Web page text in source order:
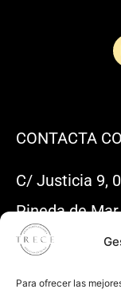
Para ofrecer las
CONTACTA
C/ Justicia 9,
Pineda de Mar
938678765